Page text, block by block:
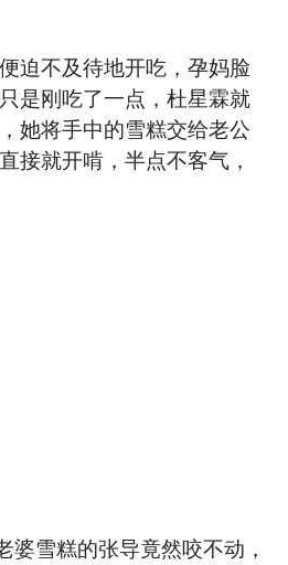
迫不及待地开吃，孕妈脸
是刚吃了一点，杜星霖就
她将手中的雪糕交给老公
接就开啃，半点不客气，
婆雪糕的张导竟然咬不动，